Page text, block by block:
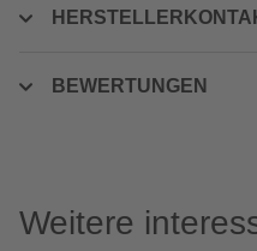
BEWERTUNGEN
Weitere